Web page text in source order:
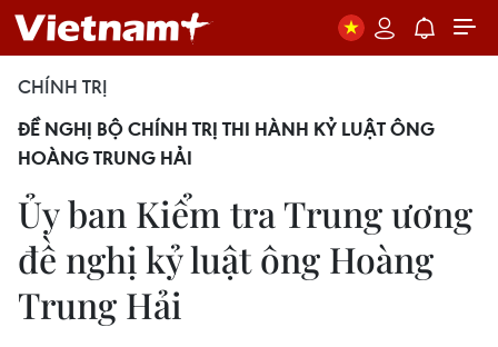
CHÍNH TRỊ
ĐỀ NGHỊ BỘ CHÍNH TRỊ THI HÀNH KỶ LUẬT ÔNG
HOÀNG TRUNG HẢI
Ủy ban Kiểm tra Trung ương
đề nghị kỷ luật ông Hoàng
Trung Hải